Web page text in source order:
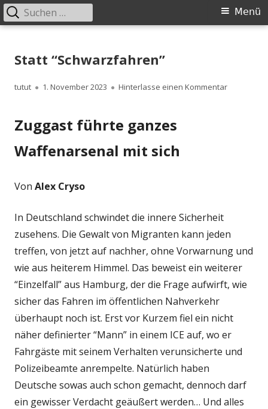
zum
Primäres
Menü
Suchen
nach:
Statt “Schwarzfahren”
Autor
tutut
Veröffentlicht
1. November 2023 Hinterlasse einen Kommentarzu Statt
Zuggast führte ganzes
Waffenarsenal mit sich
Von Alex Cryso
In Deutschland schwindet die innere Sicherheit
zusehens. Die Gewalt von Migranten kann jeden
treffen, von jetzt auf nachher, ohne Vorwarnung und
wie aus heiterem Himmel. Das beweist ein weiterer
“Einzelfall” aus Hamburg, der die Frage aufwirft, wie
sicher das Fahren im öffentlichen Nahverkehr
überhaupt noch ist. Erst vor Kurzem fiel ein nicht
näher definierter “Mann” in einem ICE auf, wo er
Fahrgäste mit seinem Verhalten verunsicherte und
Polizeibeamte anrempelte. Natürlich haben
Deutsche sowas auch schon gemacht, dennoch darf
ein gewisser Verdacht geäußert werden… Und alles